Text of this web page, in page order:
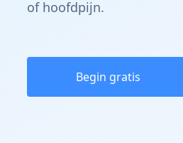
of hoofdpijn.
Begin gratis